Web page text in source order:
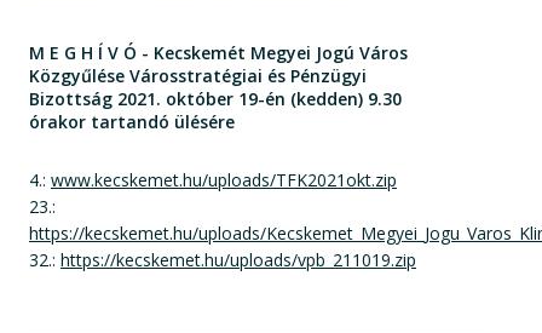
M E G H Í V Ó - Kecskemét Megyei Jogú Város
Közgyűlése Városstratégiai és Pénzügyi
Bizottság 2021. október 19-én (kedden) 9.30
órakor tartandó ülésére
4.: www.kecskemet.hu/uploads/TFK2021okt.zip
23.:
https://kecskemet.hu/uploads/
32.: https://kecskemet.hu/uploads/vpb_211019.zip